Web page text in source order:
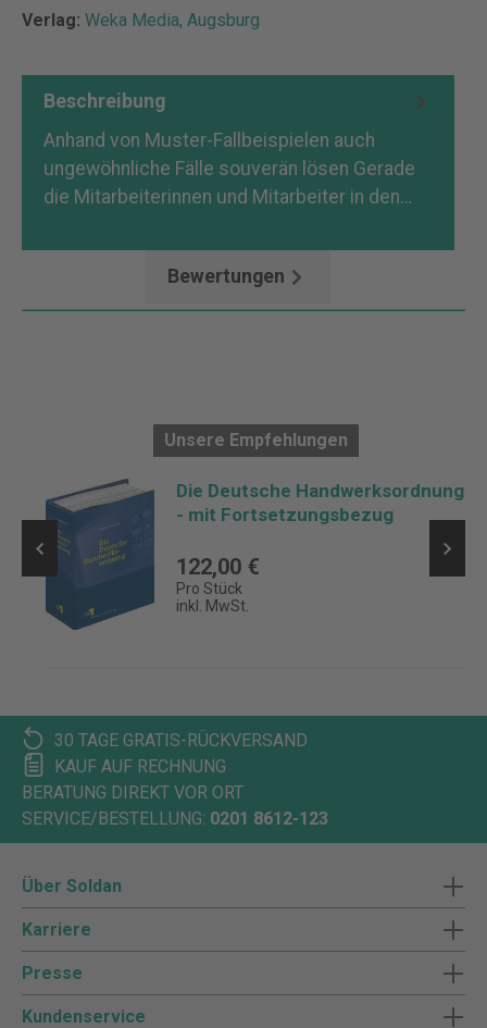
Verlag: Weka Media, Augsburg
Beschreibung
Anhand von Muster-Fallbeispielen auch
ungewöhnliche Fälle souverän lösen Gerade
die Mitarbeiterinnen und Mitarbeiter in den…
Bewertungen
Unsere Empfehlungen
Die Deutsche Handwerksordnung
- mit Fortsetzungsbezug
122,00 €
Pro Stück
inkl. MwSt.
30 TAGE GRATIS-RÜCKVERSAND
KAUF AUF RECHNUNG
BERATUNG DIREKT VOR ORT
SERVICE/BESTELLUNG: 0201 8612-123
Über Soldan
Karriere
Presse
Kundenservice